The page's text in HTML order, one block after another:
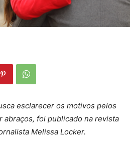
esclarecer os motivos pelos
abraços, foi publicado na revista
Melissa Locker.